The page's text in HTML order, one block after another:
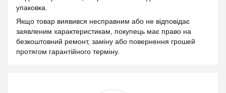
упаковка.
Якщо товар виявився несправним або не відповідає
заявленим характеристикам, покупець має право на
безкоштовний ремонт, заміну або повернення грошей
протягом гарантійного терміну.